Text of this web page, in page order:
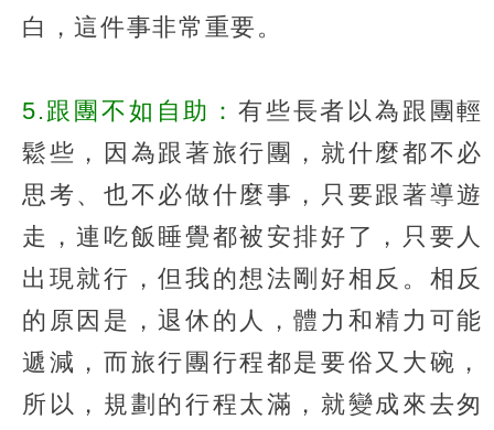
白，這件事非常重要。
5.跟團不如自助： 有些長者以為跟團輕
鬆些，因為跟著旅行團，就什麼都不必
思考、也不必做什麼事，只要跟著導遊
走，連吃飯睡覺都被安排好了，只要人
出現就行，但我的想法剛好相反。相反
的原因是，退休的人，體力和精力可能
遞減，而旅行團行程都是要俗又大碗，
所以，規劃的行程太滿，就變成來去匆